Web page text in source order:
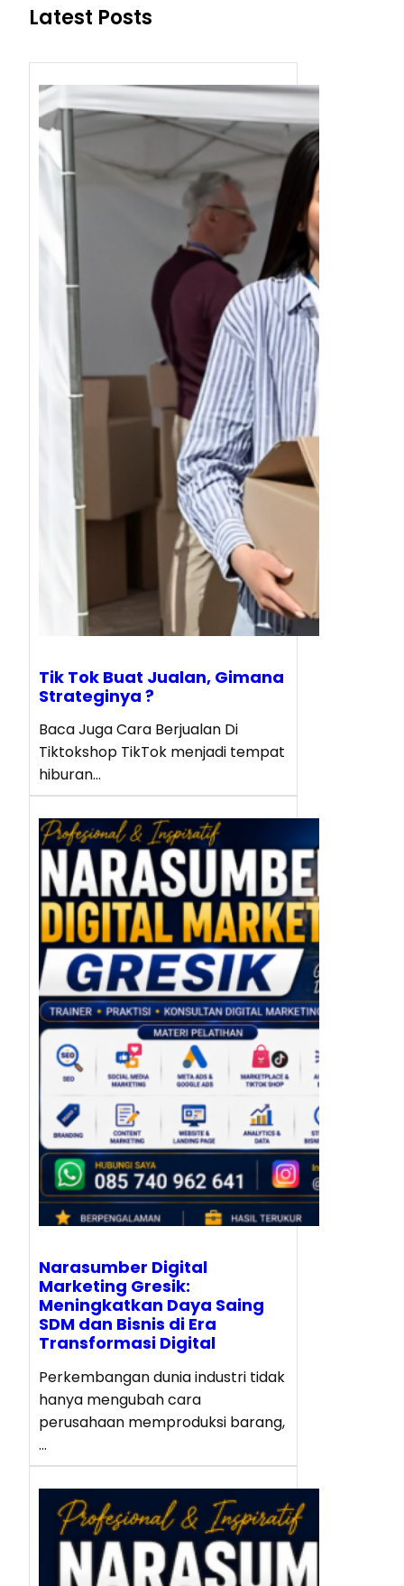
Latest Posts
Tik Tok Buat Jualan, Gimana
Strateginya ?
Baca Juga Cara Berjualan Di
Tiktokshop TikTok menjadi tempat
hiburan…
Narasumber Digital
Marketing Gresik:
Meningkatkan Daya Saing
SDM dan Bisnis di Era
Transformasi Digital
Perkembangan dunia industri tidak
hanya mengubah cara
perusahaan memproduksi barang,
…